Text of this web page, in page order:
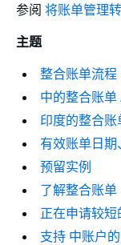
参阅 将账单管理
主题
整合账单流程
中的整合账单
印度的整合账
有效账单日
预留实例
了解整合账单
正在申请较短
支持 中账户